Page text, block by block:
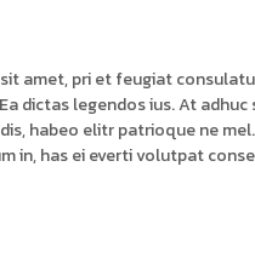
amet, pri et feugiat
dictas legendos ius. At adhuc
habeo elitr patrioque ne
in, has ei everti volutpat